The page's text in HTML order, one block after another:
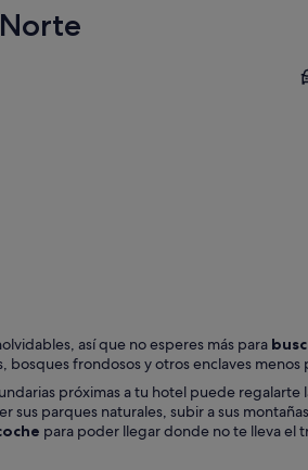
así que no esperes más para
frondosos y otros enclaves
próximas a tu hotel puede
parques naturales, subir a sus
para poder llegar donde no te lleva el